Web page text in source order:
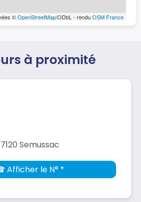
©OpenStreetMap/ODbL - renduOSM France
à proximité
Semussac
Afficher le N° *